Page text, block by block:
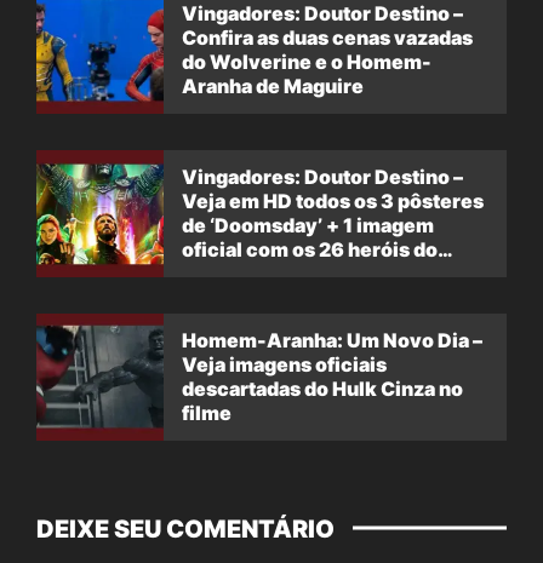
Vingadores: Doutor Destino –
Confira as duas cenas vazadas
do Wolverine e o Homem-
Aranha de Maguire
Vingadores: Doutor Destino –
Veja em HD todos os 3 pôsteres
de ‘Doomsday’ + 1 imagem
oficial com os 26 heróis do
Homem-Aranha: Um Novo Dia –
Veja imagens oficiais
descartadas do Hulk Cinza no
filme
DEIXE SEU COMENTÁRIO